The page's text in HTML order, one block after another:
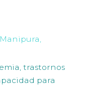
trastornos
para